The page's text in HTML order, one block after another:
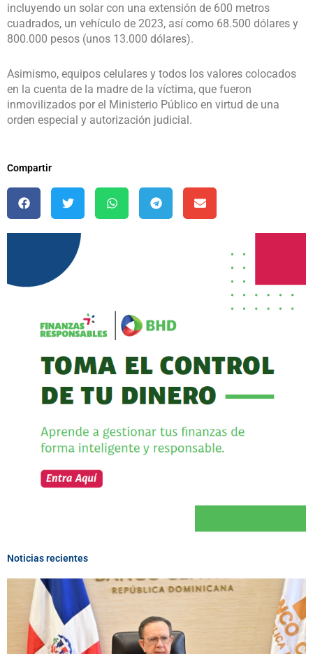
incluyendo un solar con una extensión de 600 metros
cuadrados, un vehículo de 2023, así como 68.500 dólares y
800.000 pesos (unos 13.000 dólares).
Asimismo, equipos celulares y todos los valores colocados
en la cuenta de la madre de la víctima, que fueron
inmovilizados por el Ministerio Público en virtud de una
orden especial y autorización judicial.
Compartir
Noticias recientes